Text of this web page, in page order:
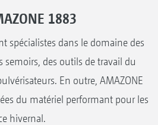
1883
spécialistes dans le domaine des
semoirs, des outils de travail du
En outre, AMAZONE
du matériel performant pour les
hivernal.